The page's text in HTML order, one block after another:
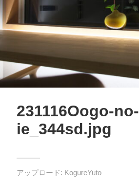
231116Oogo-no-
ie_344sd.jpg
アップロード: KogureYuto